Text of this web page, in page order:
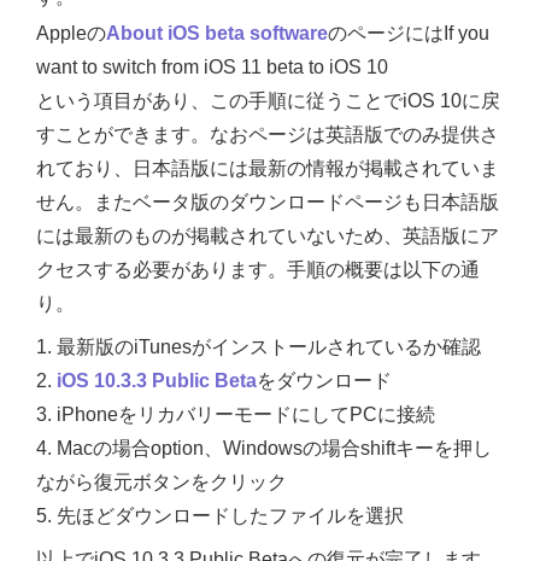
AppleのAbout iOS beta softwareのページにはIf you
want to switch from iOS 11 beta to iOS 10
という項目があり、この手順に従うことでiOS 10に戻
すことができます。なおページは英語版でのみ提供さ
れており、日本語版には最新の情報が掲載されていま
せん。またベータ版のダウンロードページも日本語版
には最新のものが掲載されていないため、英語版にア
クセスする必要があります。手順の概要は以下の通
り。
1. 最新版のiTunesがインストールされているか確認
2. iOS 10.3.3 Public Betaをダウンロード
3. iPhoneをリカバリーモードにしてPCに接続
4. Macの場合option、Windowsの場合shiftキーを押し
ながら復元ボタンをクリック
5. 先ほどダウンロードしたファイルを選択